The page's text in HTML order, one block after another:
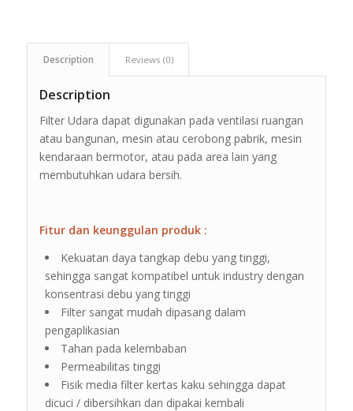
Description Reviews (0)
Description
Filter Udara dapat digunakan pada ventilasi ruangan
atau bangunan, mesin atau cerobong pabrik, mesin
kendaraan bermotor, atau pada area lain yang
membutuhkan udara bersih.
Fitur dan keunggulan produk :
Kekuatan daya tangkap debu yang tinggi,
sehingga sangat kompatibel untuk industry dengan
konsentrasi debu yang tinggi
Filter sangat mudah dipasang dalam
pengaplikasian
Tahan pada kelembaban
Permeabilitas tinggi
Fisik media filter kertas kaku sehingga dapat
dicuci / dibersihkan dan dipakai kembali